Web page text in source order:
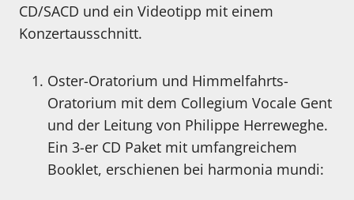
CD/SACD und ein Videotipp mit einem
Konzertausschnitt.
Oster-Oratorium und Himmelfahrts-
Oratorium mit dem Collegium Vocale Gent
und der Leitung von Philippe Herreweghe.
Ein 3-er CD Paket mit umfangreichem
Booklet, erschienen bei harmonia mundi: